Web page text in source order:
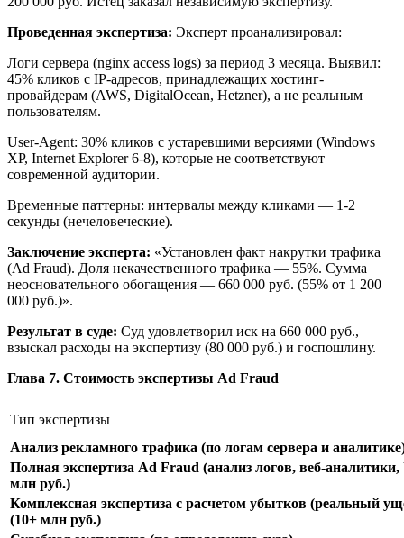
Проведенная экспертиза: Эксперт проанализировал:
Логи сервера (nginx access logs) за период 3 месяца. Выявил:
45% кликов с IP-адресов, принадлежащих хостинг-
провайдерам (AWS, DigitalOcean, Hetzner), а не реальным
пользователям.
User-Agent: 30% кликов с устаревшими версиями (Windows
XP, Internet Explorer 6-8), которые не соответствуют
современной аудитории.
Временные паттерны: интервалы между кликами — 1-2
секунды (нечеловеческие).
Заключение эксперта: «Установлен факт накрутки трафика
(Ad Fraud). Доля некачественного трафика — 55%. Сумма
неосновательного обогащения — 660 000 руб. (55% от 1 200
000 руб.)».
Результат в суде: Суд удовлетворил иск на 660 000 руб.,
взыскал расходы на экспертизу (80 000 руб.) и госпошлину.
Глава 7. Стоимость экспертизы Ad Fraud
Тип экспертизы
Анализ рекламного трафика (по логам сервера и
Полная экспертиза Ad Fraud (анализ логов, веб-
млн руб.)
Комплексная экспертиза с расчетом убытков (реальный
(10+ млн руб.)